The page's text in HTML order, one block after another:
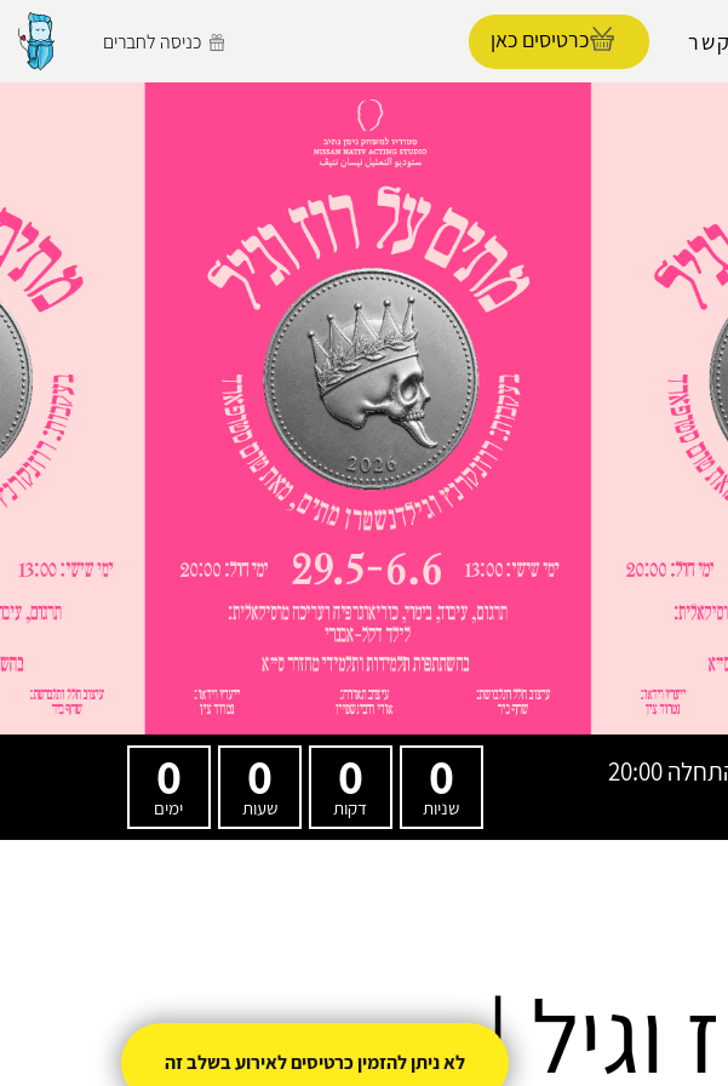
כרטיסים כאן כניסה לחברים
התנתק
0
שניות
0
דקות
0
שעות
0
ימים
וגיל | לא ניתן להזמין כרטיסים לאירוע בשלב זה